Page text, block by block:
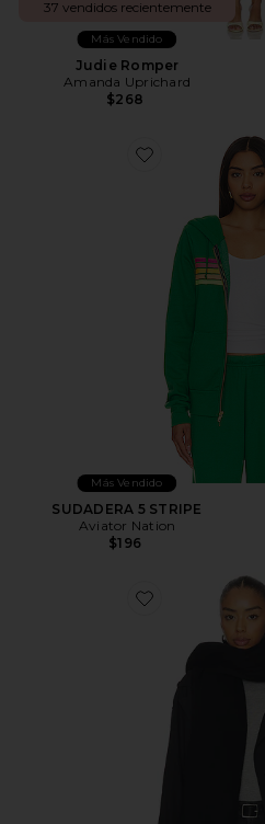
37 vendidos recientemente
Más Vendido
Judie Romper
Amanda Uprichard
$268
Favorite
Más Vendido
SUDADERA 5 STRIPE
Aviator Nation
$196
Favorite PAÑUELO